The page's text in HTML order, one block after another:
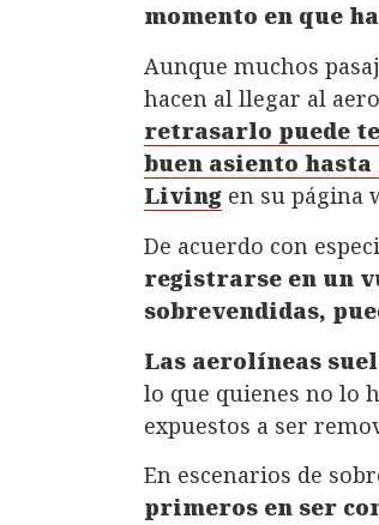
momento en que
Aunque muchos
hacen al llegar al
retrasarlo puede
buen asiento
Living en su página
De acuerdo con
registrarse en un
sobrevendidas,
Las aerolíneas
lo que quienes no lo
expuestos a ser
En escenarios de
primeros en ser